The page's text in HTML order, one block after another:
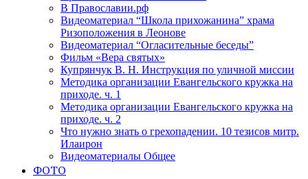
В Православии.рф
Видеоматериал “Школа прихожанина” храма
Ризоположения в Леонове
Видеоматериал “Огласительные беседы”
Фильм «Вера святых»
Купрянчук В. Н. Инструкция по уличной миссии
Методика организации Евангельского кружка на
приходе. ч. 1
Методика организации Евангельского кружка на
приходе. ч. 2
Что нужно знать о грехопадении. 10 тезисов митр.
Илаирон
Видеоматериалы Общее
ФОТО